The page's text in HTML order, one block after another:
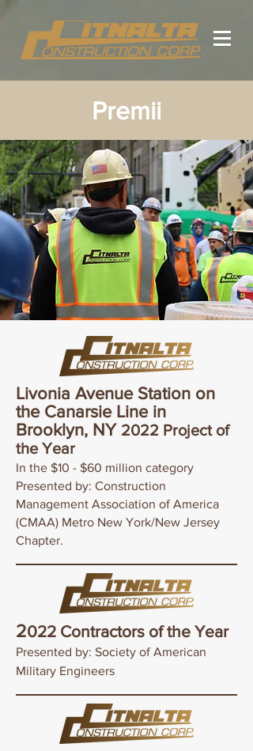
Premii
Livonia Avenue Station on
the Canarsie Line in
Brooklyn, NY 2022 Project of
the Year
In the $10 - $60 million category
Presented by: Construction
Management Association of America
(CMAA) Metro New York/New Jersey
Chapter.
2022 Contractors of the Year
Presented by: Society of American
Military Engineers